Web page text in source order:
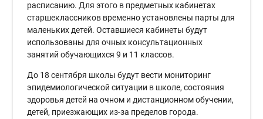
расписанию. Для этого в предметных кабинетах
старшеклассников временно установлены парты для
маленьких детей. Оставшиеся кабинеты будут
использованы для очных консультационных
занятий обучающихся 9 и 11 классов.
До 18 сентября школы будут вести мониторинг
эпидемиологической ситуации в школе, состояния
здоровья детей на очном и дистанционном обучении,
детей, приезжающих из-за пределов города.